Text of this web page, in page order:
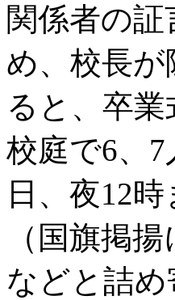
関係者の
め、校長
ると、卒
校庭で6、
日、夜12
（国旗掲
などと詰